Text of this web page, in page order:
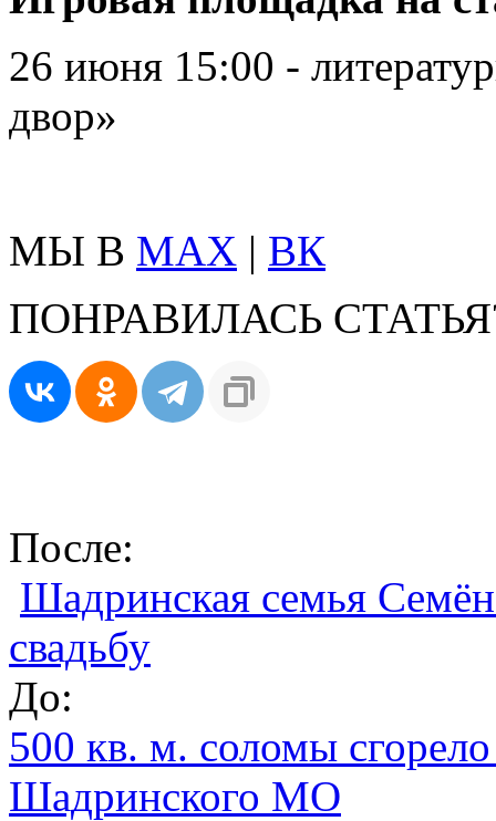
26 июня 15:00 -
двор»
МЫ В MAX | ВК
ПОНРАВИЛАСЬ
После:
Шадринская семья
свадьбу
До:
500 кв. м. соломы
Шадринского МО